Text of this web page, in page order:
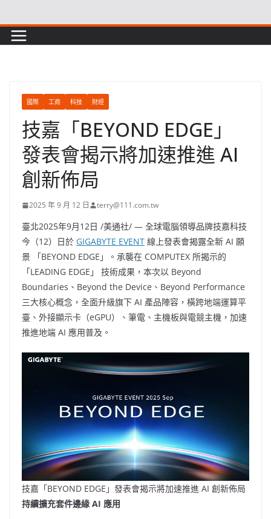
to
content
國際 工商 科技 財經
技嘉「BEYOND EDGE」
發表會揭示將加速推進 AI
創新佈局
2025 年 9 月 12 日 terry@111.com.tw
臺北2025年9月12日 /美通社/ — 全球電腦領導品牌技嘉科技
今（12）日於 GIGABYTE EVENT 線上發表會揭露全新 AI 願
景 「BEYOND EDGE」。承襲在 COMPUTEX 所揭示的
「LEADING EDGE」 技術成果，本次以 Beyond
Boundaries、Beyond the Device、Beyond Performance
三大核心概念，全面升級旗下 AI 產品陣容，橫跨地端運算平
臺、外接顯示卡（eGPU）、筆電、主機板與電競主機 ，加速
推進地端 AI 應用普及。
技嘉「BEYOND EDGE」發表會揭示將加速推進 AI 創新佈局
持續擴充套件邊緣 AI 應用